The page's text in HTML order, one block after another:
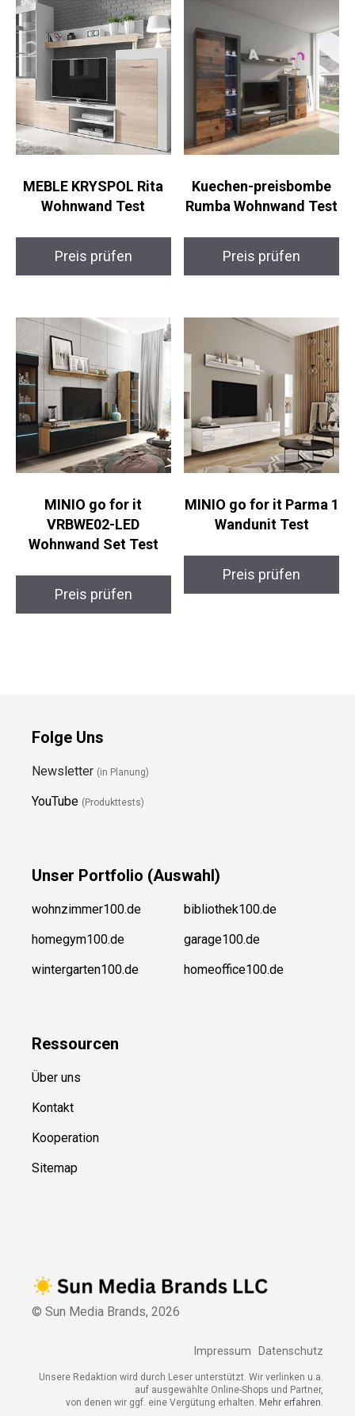
MEBLE KRYSPOL Rita
Wohnwand Test
Preis prüfen
Kuechen-preisbombe
Rumba Wohnwand Test
Preis prüfen
MINIO go for it
VRBWE02-LED
Wohnwand Set Test
Preis prüfen
MINIO go for it Parma 1
Wandunit Test
Preis prüfen
Folge Uns
Newsletter (in Planung)
YouTube (Produkttests)
Unser Portfolio (Auswahl)
wohnzimmer100.de
homegym100.de
wintergarten100.de
bibliothek100.de
garage100.de
homeoffice100.de
Ressourcen
Über uns
Kontakt
Kooperation
Sitemap
© Sun Media Brands, 2026
Impressum Datenschutz
Unsere Redaktion wird durch Leser unterstützt. Wir verlinken u.a.
auf ausgewählte Online-Shops und Partner,
von denen wir ggf. eine Vergütung erhalten. Mehr erfahren.